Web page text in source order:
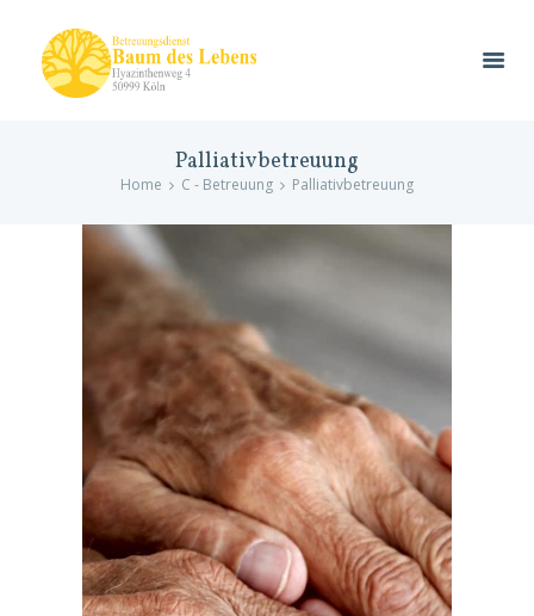
Palliativbetreuung
Home C - Betreuung Palliativbetreuung